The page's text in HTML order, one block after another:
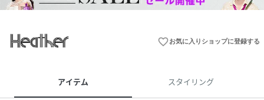
favorite_borderお気に入りショップに登録する
アイテム スタイリング